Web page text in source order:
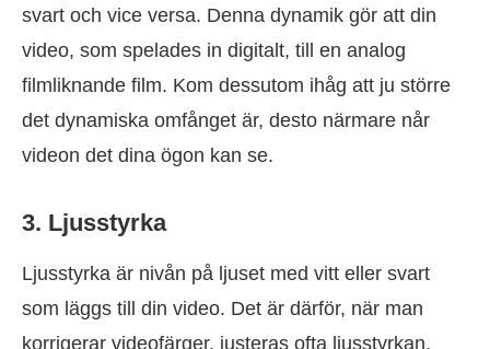
svart och vice versa. Denna dynamik gör att din
video, som spelades in digitalt, till en analog
filmliknande film. Kom dessutom ihåg att ju större
det dynamiska omfånget är, desto närmare når
videon det dina ögon kan se.
3. Ljusstyrka
Ljusstyrka är nivån på ljuset med vitt eller svart
som läggs till din video. Det är därför, när man
korrigerar videofärger, justeras ofta ljusstyrkan.